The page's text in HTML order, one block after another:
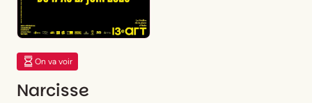
On va voir
Narcisse